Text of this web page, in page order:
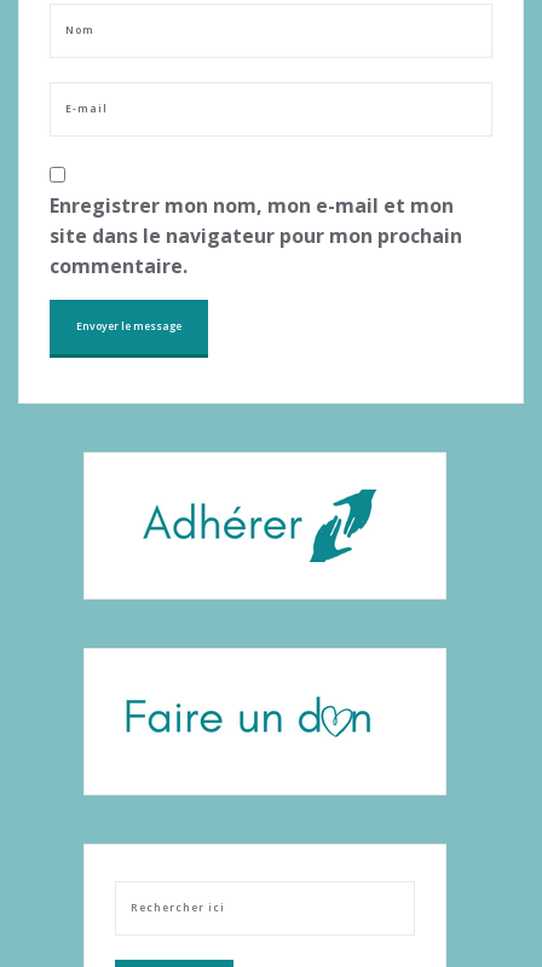
Enregistrer mon nom, mon e-mail et mon
site dans le navigateur pour mon prochain
commentaire.